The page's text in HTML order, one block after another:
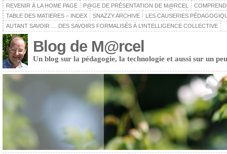
REVENIR À LA HOME PAGE P@GE DE PRÉSENTATION DE M@RCEL
TABLE DES MATIERES – INDEX
SNAZZY ARCHIVE
LES CAUSERIES
AUTANT SAVOIR … DES SAVOIRS FORMALISÉS À L’INTELLIGENCE COLLECTIVE
Blog de M@rcel
Un blog sur la pédagogie, la technologie et aussi sur un